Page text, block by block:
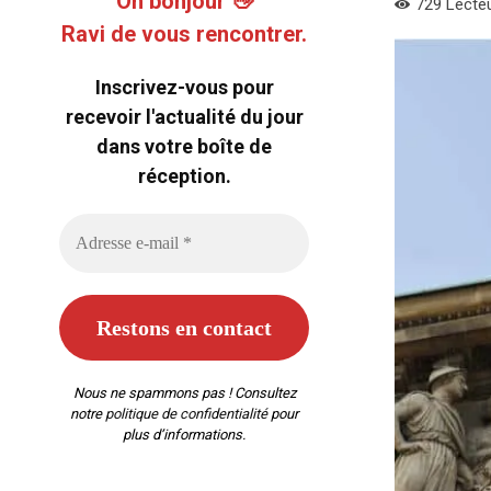
Ravi de vous rencontrer.
Inscrivez-vous pour
recevoir l'actualité du jour
dans votre boîte de
réception.
Nous ne spammons pas ! Consultez
notre politique de confidentialitépour
plus d’informations.
729